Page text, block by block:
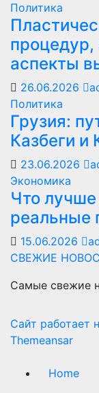
Политика
аспекты
26.06.2026
Политика
Грузия:
Казбеги и
23.06.2026
Экономика
Что лучше
реальные
15.06.2026
СВЕЖИЕ
Самые свежие
Сайт работает
Themeansar
Home